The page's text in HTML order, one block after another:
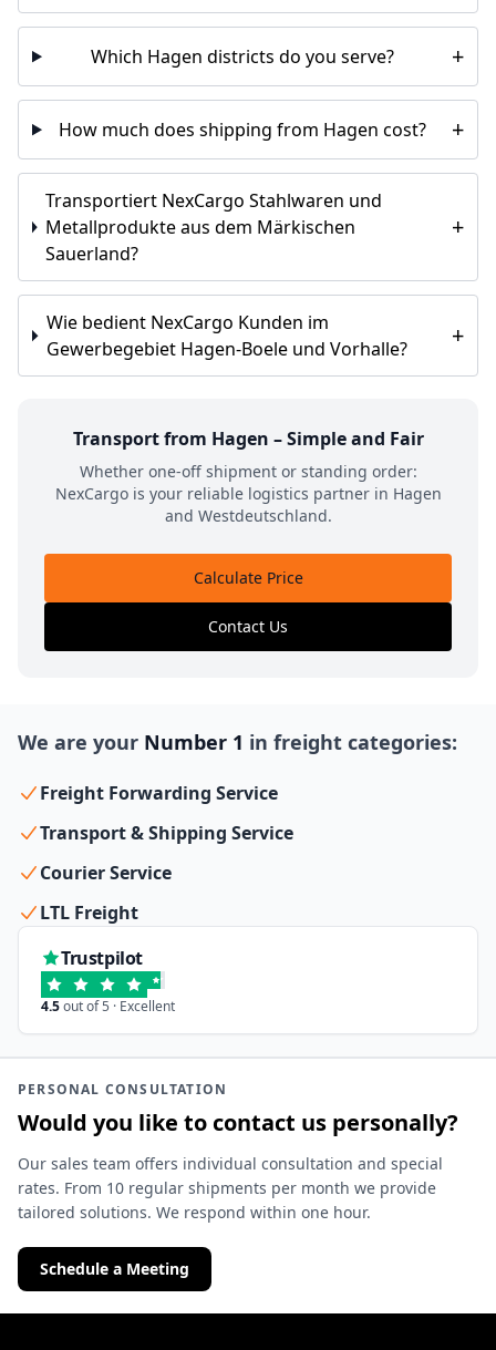
Which Hagen districts do you serve? +
How much does shipping from Hagen cost? +
Transportiert NexCargo Stahlwaren und
Metallprodukte aus dem Märkischen
Sauerland?
+
Wie bedient NexCargo Kunden im
Gewerbegebiet Hagen-Boele und Vorhalle?
+
Transport from Hagen – Simple and Fair
Whether one-off shipment or standing order:
NexCargo is your reliable logistics partner in Hagen
and Westdeutschland.
Calculate Price
Contact Us
We are your Number 1 in freight categories:
Freight Forwarding Service
Transport & Shipping Service
Courier Service
LTL Freight
Trustpilot
4.5out of 5 · Excellent
PERSONAL CONSULTATION
Would you like to contact us personally?
Our sales team offers individual consultation and special
rates. From 10 regular shipments per month we provide
tailored solutions. We respond within one hour.
Schedule a Meeting